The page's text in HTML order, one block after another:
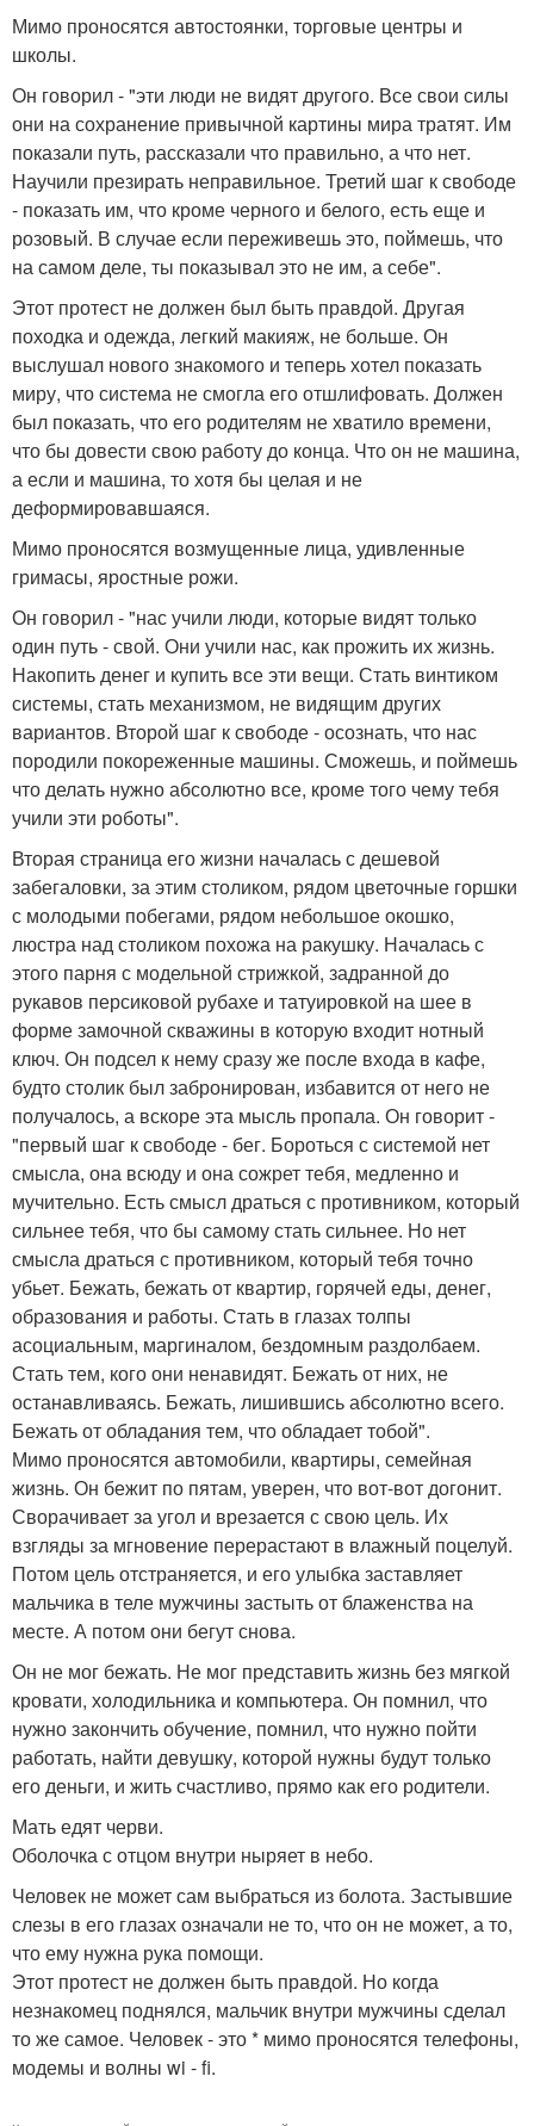
Мимо проносятся автостоянки, торговые центры и
школы.
Он говорил - "эти люди не видят другого. Все свои силы
они на сохранение привычной картины мира тратят. Им
показали путь, рассказали что правильно, а что нет.
Научили презирать неправильное. Третий шаг к свободе
- показать им, что кроме черного и белого, есть еще и
розовый. В случае если переживешь это, поймешь, что
на самом деле, ты показывал это не им, а себе".
Этот протест не должен был быть правдой. Другая
походка и одежда, легкий макияж, не больше. Он
выслушал нового знакомого и теперь хотел показать
миру, что система не смогла его отшлифовать. Должен
был показать, что его родителям не хватило времени,
что бы довести свою работу до конца. Что он не машина,
а если и машина, то хотя бы целая и не
деформировавшаяся.
Мимо проносятся возмущенные лица, удивленные
гримасы, яростные рожи.
Он говорил - "нас учили люди, которые видят только
один путь - свой. Они учили нас, как прожить их жизнь.
Накопить денег и купить все эти вещи. Стать винтиком
системы, стать механизмом, не видящим других
вариантов. Второй шаг к свободе - осознать, что нас
породили покореженные машины. Сможешь, и поймешь
что делать нужно абсолютно все, кроме того чему тебя
учили эти роботы".
Вторая страница его жизни началась с дешевой
забегаловки, за этим столиком, рядом цветочные горшки
с молодыми побегами, рядом небольшое окошко,
люстра над столиком похожа на ракушку. Началась с
этого парня с модельной стрижкой, задранной до
рукавов персиковой рубахе и татуировкой на шее в
форме замочной скважины в которую входит нотный
ключ. Он подсел к нему сразу же после входа в кафе,
будто столик был забронирован, избавится от него не
получалось, а вскоре эта мысль пропала. Он говорит -
"первый шаг к свободе - бег. Бороться с системой нет
смысла, она всюду и она сожрет тебя, медленно и
мучительно. Есть смысл драться с противником, который
сильнее тебя, что бы самому стать сильнее. Но нет
смысла драться с противником, который тебя точно
убьет. Бежать, бежать от квартир, горячей еды, денег,
образования и работы. Стать в глазах толпы
асоциальным, маргиналом, бездомным раздолбаем.
Стать тем, кого они ненавидят. Бежать от них, не
останавливаясь. Бежать, лишившись абсолютно всего.
Бежать от обладания тем, что обладает тобой".
Мимо проносятся автомобили, квартиры, семейная
жизнь. Он бежит по пятам, уверен, что вот-вот догонит.
Сворачивает за угол и врезается с свою цель. Их
взгляды за мгновение перерастают в влажный поцелуй.
Потом цель отстраняется, и его улыбка заставляет
мальчика в теле мужчины застыть от блаженства на
месте. А потом они бегут снова.
Он не мог бежать. Не мог представить жизнь без мягкой
кровати, холодильника и компьютера. Он помнил, что
нужно закончить обучение, помнил, что нужно пойти
работать, найти девушку, которой нужны будут только
его деньги, и жить счастливо, прямо как его родители.
Мать едят черви.
Оболочка с отцом внутри ныряет в небо.
Человек не может сам выбраться из болота. Застывшие
слезы в его глазах означали не то, что он не может, а то,
что ему нужна рука помощи.
Этот протест не должен быть правдой. Но когда
незнакомец поднялся, мальчик внутри мужчины сделал
то же самое. Человек - это * мимо проносятся телефоны,
модемы и волны wi - fi.